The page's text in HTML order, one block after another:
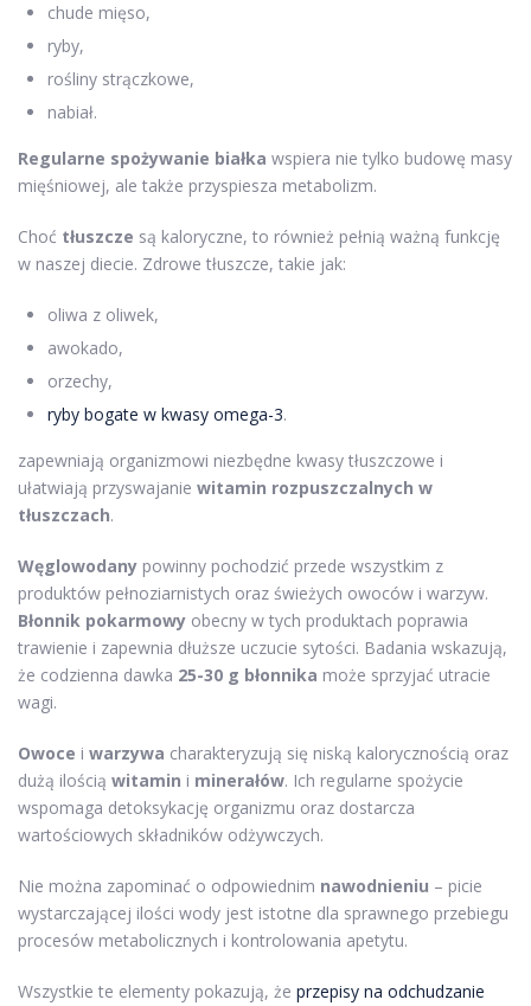
chude mięso,
ryby,
rośliny strączkowe,
nabiał.
Regularne spożywanie białka wspiera nie tylko budowę masy
mięśniowej, ale także przyspiesza metabolizm.
Choć tłuszcze są kaloryczne, to również pełnią ważną funkcję
w naszej diecie. Zdrowe tłuszcze, takie jak:
oliwa z oliwek,
awokado,
orzechy,
ryby bogate w kwasy omega-3.
zapewniają organizmowi niezbędne kwasy tłuszczowe i
ułatwiają przyswajanie witamin rozpuszczalnych w
tłuszczach.
Węglowodany powinny pochodzić przede wszystkim z
produktów pełnoziarnistych oraz świeżych owoców i warzyw.
Błonnik pokarmowy obecny w tych produktach poprawia
trawienie i zapewnia dłuższe uczucie sytości. Badania wskazują,
że codzienna dawka 25-30 g błonnika może sprzyjać utracie
wagi.
Owoce i warzywa charakteryzują się niską kalorycznością oraz
dużą ilością witamin i minerałów. Ich regularne spożycie
wspomaga detoksykację organizmu oraz dostarcza
wartościowych składników odżywczych.
Nie można zapominać o odpowiednim nawodnieniu – picie
wystarczającej ilości wody jest istotne dla sprawnego przebiegu
procesów metabolicznych i kontrolowania apetytu.
Wszystkie te elementy pokazują, że przepisy na odchudzanie